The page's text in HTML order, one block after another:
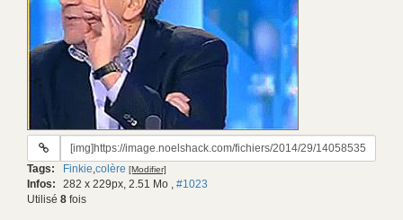
URL
gif:
Tags: Finkie,colère [Modifier]
Infos: 282 x 229px, 2.51 Mo , #1023
Utilisé 8 fois